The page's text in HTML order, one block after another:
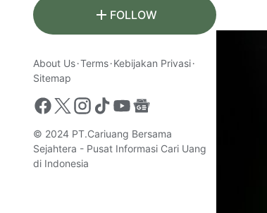
FOLLOW
About Us Terms Kebijakan Privasi
Sitemap
© 2024 PT.Cariuang Bersama
Sejahtera - Pusat Informasi Cari Uang
di Indonesia